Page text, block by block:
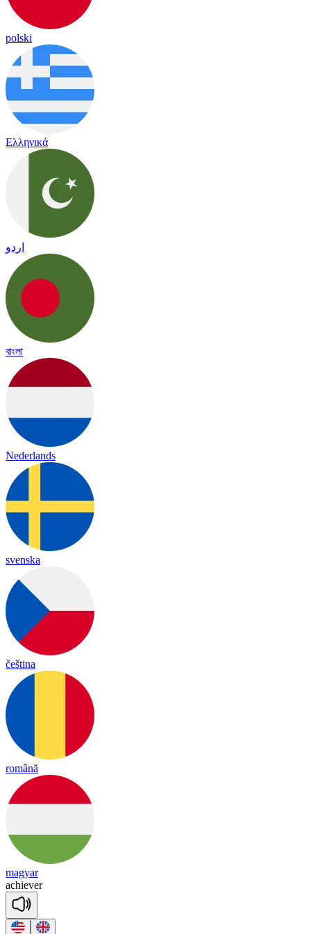
polski
Ελληνικά
اردو
বাংলা
Nederlands
svenska
čeština
română
magyar
achiever